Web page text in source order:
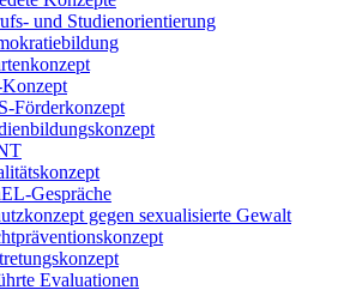
und Studienorientierung
Förderkonzept
Gespräche
gegen sexualisierte Gewalt
Evaluationen